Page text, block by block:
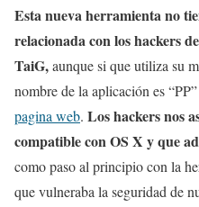
Esta nueva herramienta no
relacionada con los hackers
TaiG,aunque si que utiliza su
nombre de la aplicación es
pagina web. Los hackers nos
compatible con OS X y que
como paso al principio con la
que vulneraba la seguridad de